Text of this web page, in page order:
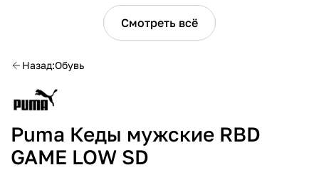
Смотреть всё
Назад Обувь
Puma Кеды мужские RBD
GAME LOW SD